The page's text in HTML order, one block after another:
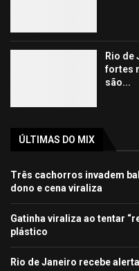
Rio de
fortes
são...
ÚLTIMAS DO MIX
Três cachorros invadem
dono e cena viraliza
Gatinha viraliza ao tentar
plástico
Rio de Janeiro recebe